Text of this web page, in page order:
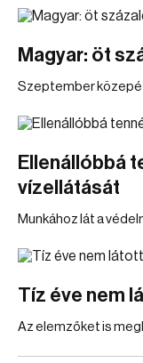
Magyar: öt
Szeptember
Ellenállóbbá
vízellátását
Munkához lát a
Tíz éve nem
Az elemzőket is